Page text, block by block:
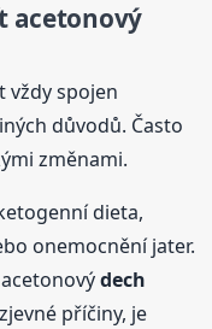
acetonový
vždy spojen
důvodů. Často
změnami.
dieta,
onemocnění jater.
dech
příčiny, je